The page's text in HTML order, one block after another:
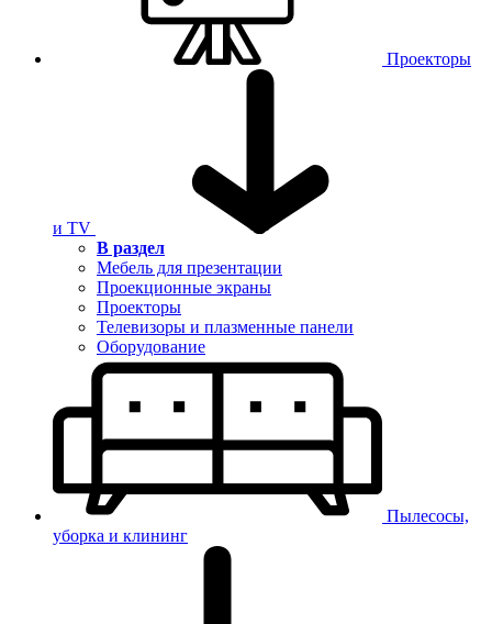
Проекторы
и TV
В раздел
Мебель для презентации
Проекционные экраны
Проекторы
Телевизоры и плазменные панели
Оборудование
Пылесосы,
уборка и клининг